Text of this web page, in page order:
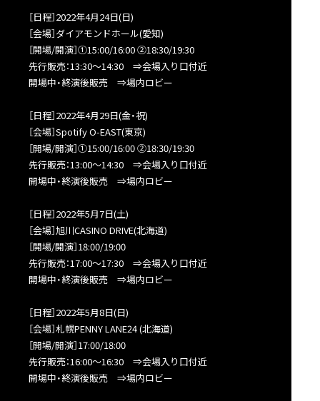
［日程］2022年4月24日(日)
［会場］ダイアモンドホール(愛知)
［開場/開演］①15:00/16:00 ②18:30/19:30
先行販売：13:30～14:30 ⇒会場入り口付近
開場中・終演後販売 ⇒場内ロビー
［日程］2022年4月29日(金・祝)
［会場］Spotify O-EAST(東京)
［開場/開演］①15:00/16:00 ②18:30/19:30
先行販売：13:00～14:30 ⇒会場入り口付近
開場中・終演後販売 ⇒場内ロビー
［日程］2022年5月7日(土)
［会場］旭川CASINO DRIVE(北海道)
［開場/開演］18:00/19:00
先行販売：17:00～17:30 ⇒会場入り口付近
開場中・終演後販売 ⇒場内ロビー
［日程］2022年5月8日(日)
［会場］札幌PENNY LANE24 (北海道)
［開場/開演］17:00/18:00
先行販売：16:00～16:30 ⇒会場入り口付近
開場中・終演後販売 ⇒場内ロビー